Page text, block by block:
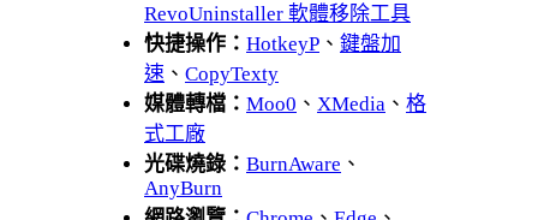
RevoUninstaller 軟體移除工具
快捷操作： HotkeyP 、 鍵盤加
速 、 CopyTexty
媒體轉檔： Moo0 、 XMedia 、 格
式工廠
光碟燒錄： BurnAware 、
AnyBurn